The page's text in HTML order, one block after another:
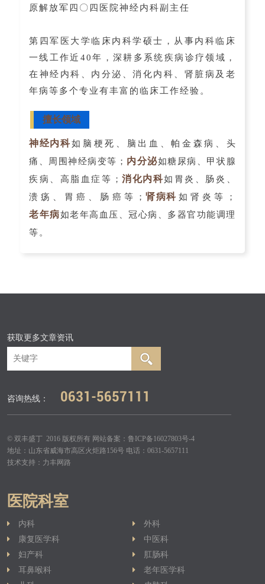
原解放军四〇四医院神经内科副主任
第四军医大学临床内科学硕士，从事内科临床
一线工作近40年，深耕多系统疾病诊疗领域，
在神经内科、内分泌、消化内科、肾脏病及老
年病等多个专业有丰富的临床工作经验。
擅长领域
神经内科如脑梗死、脑出血、帕金森病、头
痛、周围神经病变等； 内分泌如糖尿病、甲状腺
疾病、高脂血症等；消化内科如胃炎、肠炎、
溃疡、胃癌、肠癌等；肾病科 如肾炎等；
老年病如老年高血压、冠心病、多器官功能调理
等。
获取更多文章资讯
咨询热线： 0631-5657111
© 双丰盛丁 2016 版权所有 网站备案： 鲁ICP备16027803号-4
地址：山东省威海市高区火炬路156号 电话：0631-5657111
技术支持： 力丰网路
医院科室
内科
外科
康复医学科
中医科
妇产科
肛肠科
耳鼻喉科
老年医学科